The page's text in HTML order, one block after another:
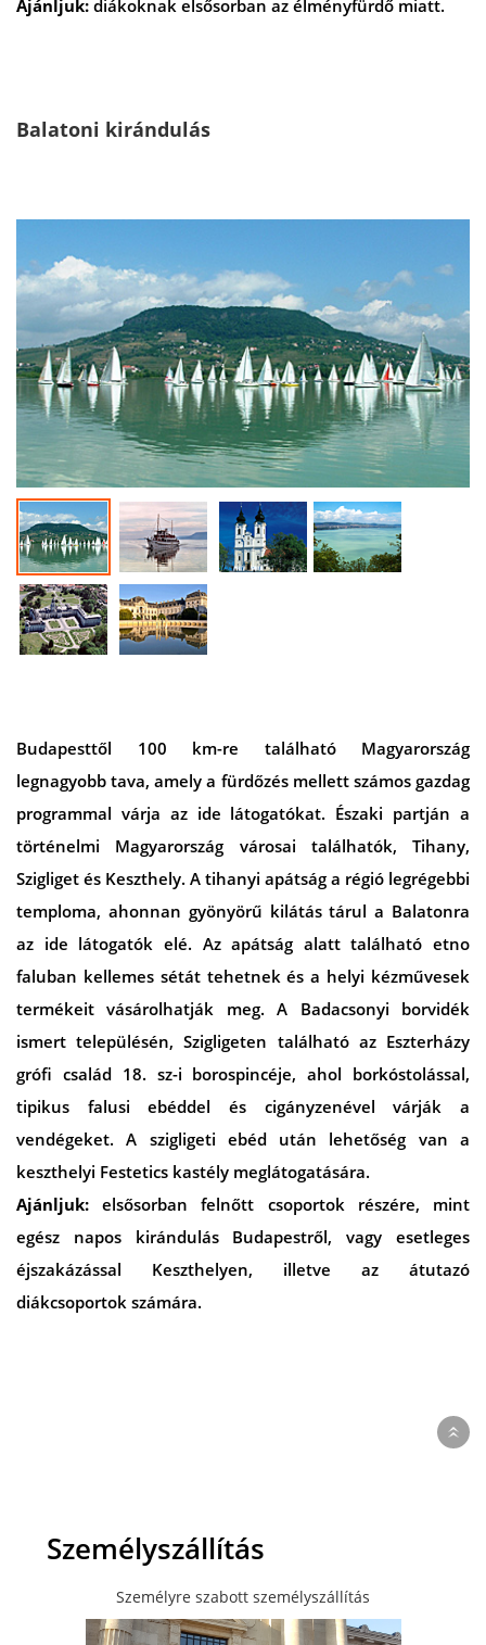
Ajánljuk: diákoknak elsősorban az élményfürdő miatt.
Balatoni kirándulás
Budapesttől 100 km-re található Magyarország
legnagyobb tava, amely a fürdőzés mellett számos gazdag
programmal várja az ide látogatókat. Északi partján a
történelmi Magyarország városai találhatók, Tihany,
Szigliget és Keszthely. A tihanyi apátság a régió legrégebbi
temploma, ahonnan gyönyörű kilátás tárul a Balatonra
az ide látogatók elé. Az apátság alatt található etno
faluban kellemes sétát tehetnek és a helyi kézművesek
termékeit vásárolhatják meg. A Badacsonyi borvidék
ismert településén, Szigligeten található az Eszterházy
grófi család 18. sz-i borospincéje, ahol borkóstolással,
tipikus falusi ebéddel és cigányzenével várják a
vendégeket. A szigligeti ebéd után lehetőség van a
keszthelyi Festetics kastély meglátogatására.
Ajánljuk: elsősorban felnőtt csoportok részére, mint
egész napos kirándulás Budapestről, vagy esetleges
éjszakázással Keszthelyen, illetve az átutazó
diákcsoportok számára.
Személyszállítás
Személyre szabott személyszállítás